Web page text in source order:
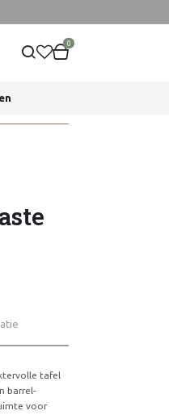
0
tafel
barrel-
voor